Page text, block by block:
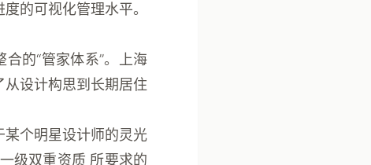
的可视化管理水平。
合的“管家体系”。上海
设计构思到长期居住
个明星设计师的灵光
级双重资质 所要求的